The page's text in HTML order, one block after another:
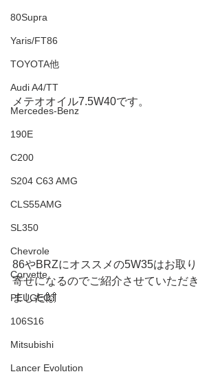
80Supra
Yaris/FT86
TOYOTA他
Audi A4/TT
Mercedes-Benz
190E
C200
S204 C63 AMG
CLS55AMG
SL350
Chevrole
Corvette
PEUGEOT
106S16
Mitsubishi
Lancer Evolution
メテオオイル7.5W40です。
86やBRZにオススメの5W35はお取り
寄せになるのでご紹介させていただき
ました🙌